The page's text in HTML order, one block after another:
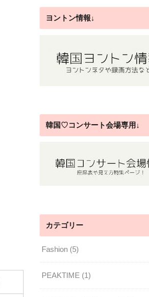
ヨントン情報↓
韓国♡コンサート会場専用↓
カテゴリー
Fashion (5)
PEAKTIME (1)